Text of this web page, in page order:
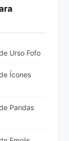
Urso Fofo
Ícones
Pandas